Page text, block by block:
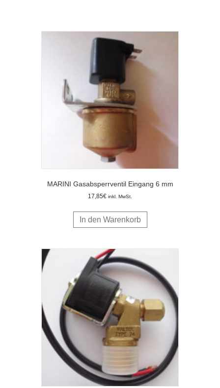
MARINI Gasabsperrventil Eingang 6 mm
17,85€ inkl. MwSt.
In den Warenkorb